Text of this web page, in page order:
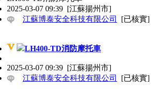
2025-03-07 09:39 [江蘇揚州市]
江蘇博泰安全科技有限公司
[已核實]
LH400-TD消防摩托車
2025-03-07 09:39 [江蘇揚州市]
江蘇博泰安全科技有限公司
[已核實]